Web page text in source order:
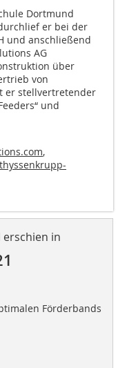
Dortmund
er bei der
und anschließend
AG
über
von
er stellvertretender
und
,
erschien in
Förderbands